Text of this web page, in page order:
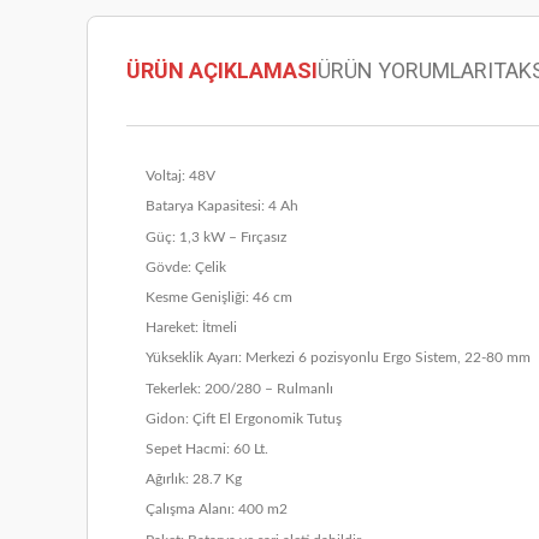
ÜRÜN AÇIKLAMASIÜRÜN YORUMLARI
Voltaj: 48V
Batarya Kapasitesi: 4 Ah
Güç: 1,3 kW – Fırçasız
Gövde: Çelik
Kesme Genişliği: 46 cm
Hareket: İtmeli
Yükseklik Ayarı: Merkezi 6 pozisyonlu Ergo Sistem, 22-80 mm
Tekerlek: 200/280 – Rulmanlı
Gidon: Çift El Ergonomik Tutuş
Sepet Hacmi: 60 Lt.
Ağırlık: 28.7 Kg
Çalışma Alanı: 400 m2